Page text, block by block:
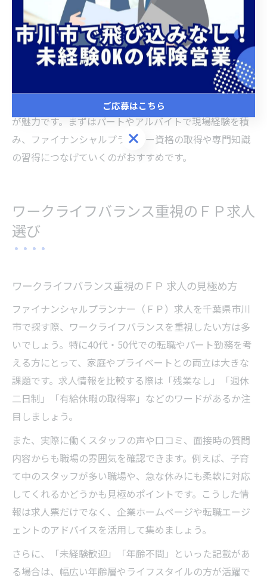
ます。これにより、家庭や育児と両立しながら、自分の
ペースでスキルアップを目指せる環境が整っています。
また、パート勤務で経験を積みながら、将来的に正社員
登用を目指すキャリアパスも一般的です。実際の時給相
場は職場や業務内容によって異なりますが、金融や保険
業界の経験がなくても段階的に収入アップを目指せるの
が魅力です。まずはパートやアルバイトで現場経験を積
み、ファイナンシャルプランナー資格の取得や専門知識
の習得につなげていくのがおすすめです。
ワークライフバランス重視のＦＰ求人
選び
ワークライフバランス重視のＦＰ 求人の見極め方
ファイナンシャルプランナー（ＦＰ）求人を千葉県市川
市で探す際、ワークライフバランスを重視したい方は多
いでしょう。特に40代・50代での転職やパート勤務を考
える方にとって、家庭やプライベートとの両立は大きな
課題です。求人情報を比較する際は「残業なし」「週休
二日制」「有給休暇の取得率」などのワードがあるか注
目しましょう。
また、実際に働くスタッフの声や口コミ、面接時の質問
内容からも職場の雰囲気を確認できます。例えば、子育
て中のスタッフが多い職場や、急な休みにも柔軟に対応
してくれるかどうかも見極めポイントです。こうした情
報は求人票だけでなく、企業ホームページや転職エージ
ェントのアドバイスを活用して集めましょう。
さらに、「未経験歓迎」「年齢不問」といった記載があ
る場合は、幅広い年齢層やライフスタイルの方が活躍で
ご応募はこちら
ご応募はこちら